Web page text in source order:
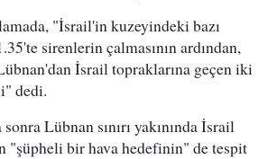
"İsrail'in kuzeyindeki bazı
sirenlerin çalmasının ardından,
İsrail topraklarına geçen iki
dedi.
Lübnan sınırı yakınında İsrail
"şüpheli bir hava hedefinin" de tespit